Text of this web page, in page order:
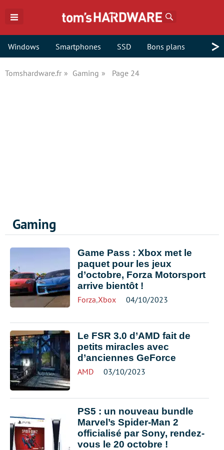
Windows Smartphones SSD Bons plans >
Tomshardware.fr Gaming Page 24
Gaming
Game Pass : Xbox met le
paquet pour les jeux
d’octobre, Forza Motorsport
arrive bientôt !
Forza,Xbox 04/10/2023
Le FSR 3.0 d’AMD fait de
petits miracles avec
d’anciennes GeForce
AMD 03/10/2023
PS5 : un nouveau bundle
Marvel’s Spider-Man 2
officialisé par Sony, rendez-
vous le 20 octobre !